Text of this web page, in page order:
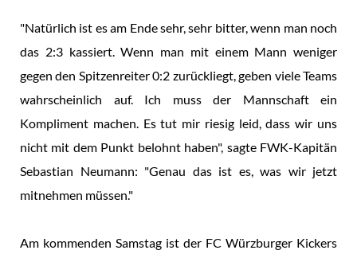
"Natürlich ist es am Ende sehr, sehr bitter, wenn man noch
das 2:3 kassiert. Wenn man mit einem Mann weniger
gegen den Spitzenreiter 0:2 zurückliegt, geben viele Teams
wahrscheinlich auf. Ich muss der Mannschaft ein
Kompliment machen. Es tut mir riesig leid, dass wir uns
nicht mit dem Punkt belohnt haben", sagte FWK-Kapitän
Sebastian Neumann: "Genau das ist es, was wir jetzt
mitnehmen müssen."
Am kommenden Samstag ist der FC Würzburger Kickers